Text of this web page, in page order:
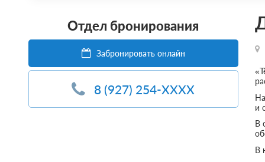
Отдел бронирования
Забронировать онлайн
8 (927) 254-XXXX
и
В
В